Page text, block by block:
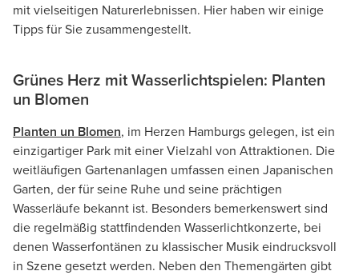
mit vielseitigen Naturerlebnissen. Hier haben wir einige
Tipps für Sie zusammengestellt.
Grünes Herz mit Wasserlichtspielen: Planten
un Blomen
Planten un Blomen, im Herzen Hamburgs gelegen, ist ein
einzigartiger Park mit einer Vielzahl von Attraktionen. Die
weitläufigen Gartenanlagen umfassen einen Japanischen
Garten, der für seine Ruhe und seine prächtigen
Wasserläufe bekannt ist. Besonders bemerkenswert sind
die regelmäßig stattfindenden Wasserlichtkonzerte, bei
denen Wasserfontänen zu klassischer Musik eindrucksvoll
in Szene gesetzt werden. Neben den Themengärten gibt